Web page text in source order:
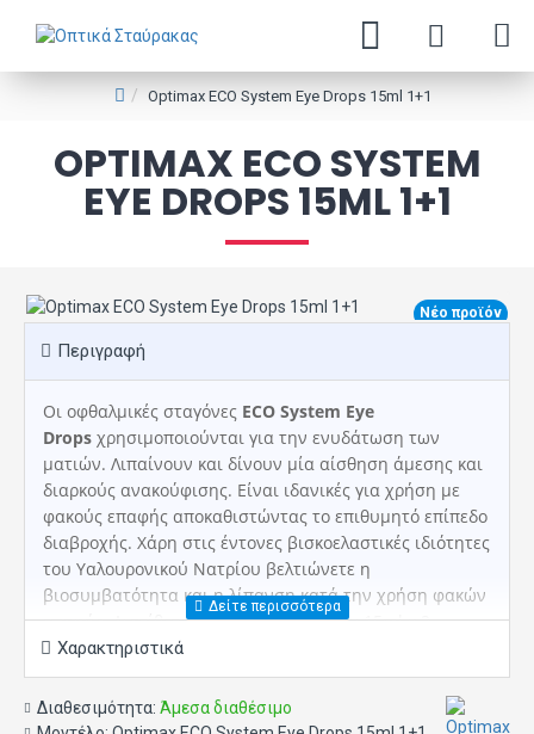
Optimax ECO System Eye Drops 15ml 1+1
OPTIMAX ECO SYSTEM
EYE DROPS 15ML 1+1
Νέο προϊόν
Περιγραφή
Οι οφθαλμικές σταγόνες ECO System Eye
Drops χρησιμοποιούνται για την ενυδάτωση των
ματιών. Λιπαίνουν και δίνουν μία αίσθηση άμεσης και
διαρκούς ανακούφισης. Είναι ιδανικές για χρήση με
φακούς επαφής αποκαθιστώντας το επιθυμητό επίπεδο
διαβροχής. Χάρη στις έντονες βισκοελαστικές ιδιότητες
του Υαλουρονικού Νατρίου βελτιώνετε η
βιοσυμβατότητα και η λίπανση κατά την χρήση φακών
επαφής. Διατίθεται σε συσκευασία των 15ml x 2.
Χαρακτηριστικά
Διαθεσιμότητα: Άμεσα διαθέσιμο